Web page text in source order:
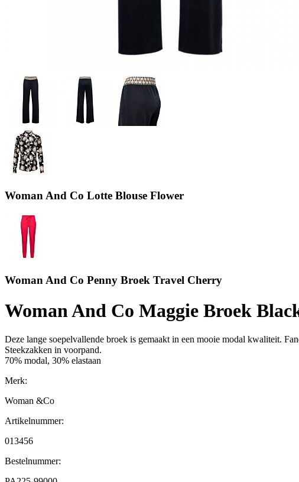
Woman And Co Lotte Blouse Flower
Woman And Co Penny Broek Travel Cherry
Woman And Co Maggie Broek
Deze lange soepelvallende broek is gemaakt in een mooie modal kwaliteit.
Steekzakken in voorpand.
70% modal, 30% elastaan
Merk:
Woman &Co
Artikelnummer:
013456
Bestelnummer: